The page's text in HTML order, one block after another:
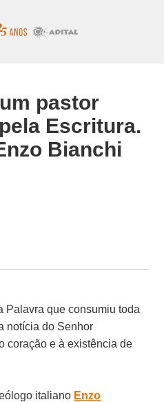
pastor
Escritura.
Bianchi
Palavra que consumiu toda
notícia do Senhor
coração e à existência de
italiano Enzo